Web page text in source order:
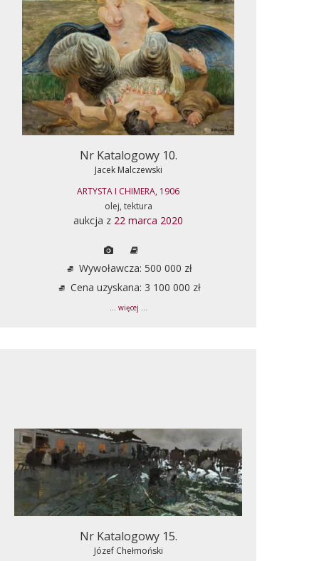
Nr Katalogowy 10.
Jacek Malczewski
ARTYSTA I CHIMERA, 1906
olej, tektura
aukcja z 22 marca 2020
Wywoławcza: 500 000 zł
Cena uzyskana: 3 100 000 zł
... więcej ...
Nr Katalogowy 15.
Józef Chełmoński